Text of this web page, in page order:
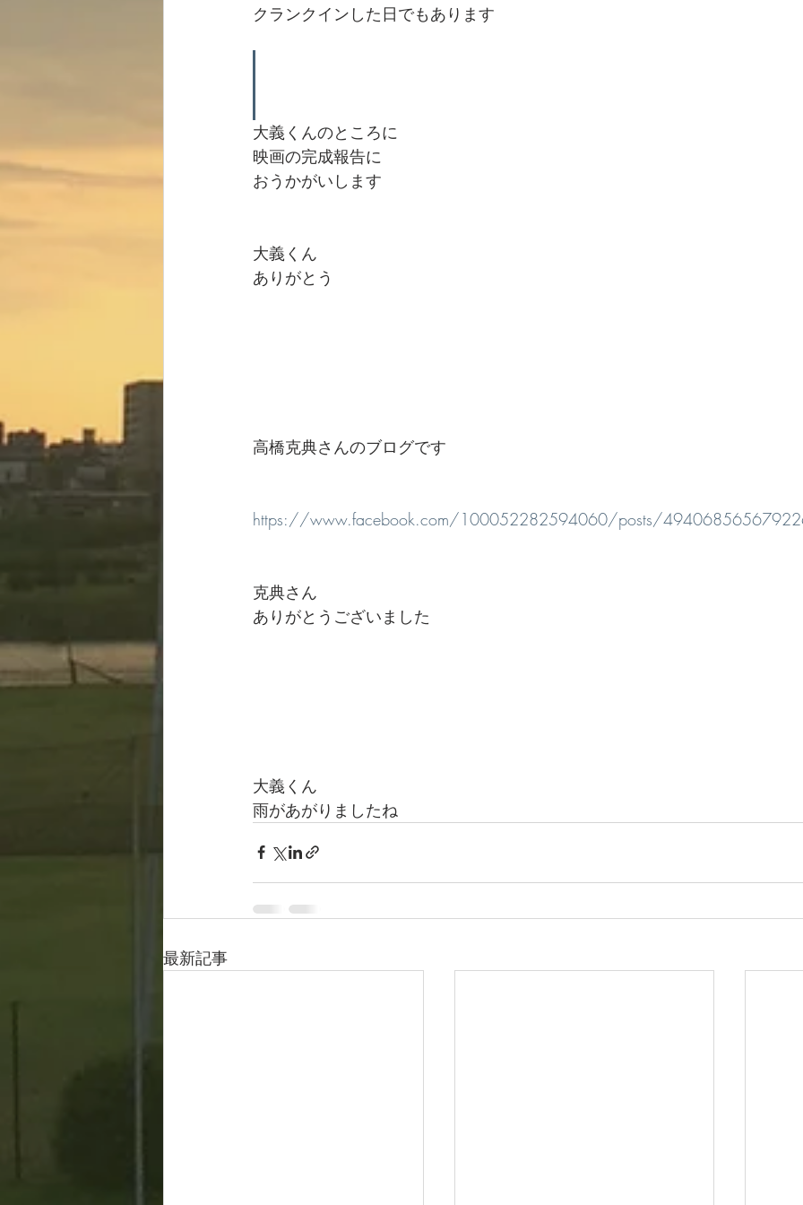
クランクインした日でもあります
大義くんのところに
映画の完成報告に
おうかがいします
大義くん
ありがとう
高橋克典さんのブログです
https://www.facebook.com/100052282594060/posts/
克典さん
ありがとうございました
大義くん
雨があがりましたね
最新記事